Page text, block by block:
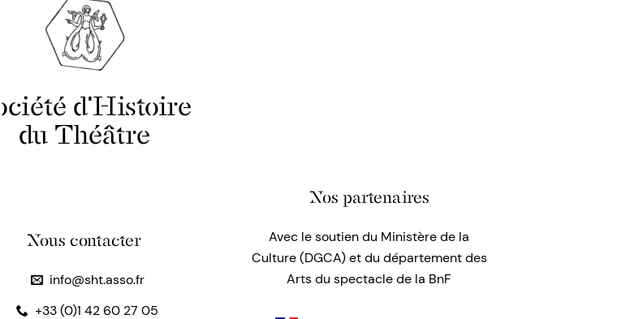
d'Histoire
du Théâtre
Nous contacter
info@sht.asso.fr
+33 (0)1 42 60 27 05
Nos partenaires
Avec le soutien du Ministère de la
Culture (DGCA) et du département des
Arts du spectacle de la BnF